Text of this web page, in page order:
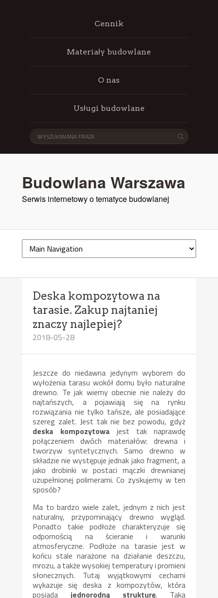
Cennik
Materiały budowlane
O nas
Usługi budowlane
Budowlana Warszawa
Serwis internetowy o tematyce budowlanej
Deska kompozytowa na
tarasie. Zakup najtaniej
znaczy najlepiej?
2018-05-28
Jeszcze do niedawna jedynym wyborem do
wyłożenia tarasu wokół domu było naturalne
drewno. Te jak wiemy obecnie nie należy do
najtańszych, a pojawiają się na rynku
rozwiązania nie tylko tańsze, ale posiadające
szereg zalet. Jest tak nie bez powodu, gdyż
deska kompozytowa jest tak naprawdę
połączeniem dwóch materiałów: drewna i
tworzyw syntetycznych. Samo drewno w
składzie nie występuje jednak jako fragment, a
jako drobinki w postaci mączki drewnianej
uzupełnionej polimerami. Co zyskujemy w ten
sposób?
Ma to bardzo wiele zalet, jednym z nich jest
naturalny, przypominający drewno wygląd.
Ponadto takie podłoże charakteryzuje się
odpornością na ścieranie i warunki
atmosferyczne. Podłoże na tarasie jest w
końcu stale narażone na działanie deszczu,
mrozu, a także wysokiej temperatury i promieni
słonecznych. Tutaj wyjątkowymi cechami
wykazuje się deska z kompozytów, która
posiadajednorodną strukturę. Taka